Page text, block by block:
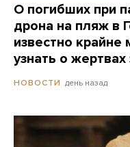
О погибших при
дрона на пляж в
известно крайне
узнать о жертвах
НОВОСТИ день назад